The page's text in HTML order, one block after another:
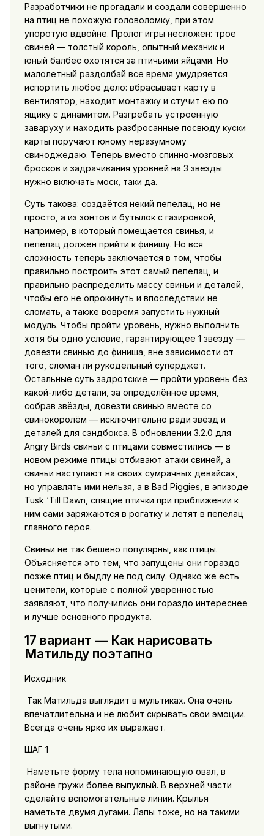
Разработчики не прогадали и создали совершенно
на птиц не похожую головоломку, при этом
упоротую вдвойне. Пролог игры несложен: трое
свиней — толстый король, опытный механик и
юный балбес охотятся за птичьими яйцами. Но
малолетный раздолбай все время умудряется
испортить любое дело: вбрасывает карту в
вентилятор, находит монтажку и стучит ею по
ящику с динамитом. Разгребать устроенную
заваруху и находить разбросанные посвюду куски
карты поручают юному неразумному
свиноджедаю. Теперь вместо спинно-мозговых
бросков и задрачивания уровней на 3 звезды
нужно включать моск, таки да.
Суть такова: создаётся некий пепелац, но не
просто, а из зонтов и бутылок с газировкой,
например, в который помещается свинья, и
пепелац должен прийти к финишу. Но вся
сложность теперь заключается в том, чтобы
правильно построить этот самый пепелац, и
правильно распределить массу свиньи и деталей,
чтобы его не опрокинуть и впоследствии не
сломать, а также вовремя запустить нужный
модуль. Чтобы пройти уровень, нужно выполнить
хотя бы одно условие, гарантирующее 1 звезду —
довезти свинью до финиша, вне зависимости от
того, сломан ли рукодельный суперджет.
Остальные суть задротские — пройти уровень без
какой-либо детали, за определённое время,
собрав звёзды, довезти свинью вместе со
свинокоролём — исключительно ради звёзд и
деталей для сэндбокса. В обновлении 3.2.0 для
Angry Birds свиньи с птицами совместились — в
новом режиме птицы отбивают атаки свиней, а
свиньи наступают на своих сумрачных девайсах,
но управлять ими нельзя, а в Bad Piggies, в эпизоде
Tusk ‘Till Dawn, спящие птички при приближении к
ним сами заряжаются в рогатку и летят в пепелац
главного героя.
Свиньи не так бешено популярны, как птицы.
Объясняется это тем, что запущены они гораздо
позже птиц и быдлу не под силу. Однако же есть
ценители, которые с полной уверенностью
заявляют, что получились они гораздо интереснее
и лучше основного продукта.
17 вариант — Как нарисовать
Матильду поэтапно
Исходник
Так Матильда выглядит в мультиках. Она очень
впечатлительна и не любит скрывать свои эмоции.
Всегда очень ярко их выражает.
ШАГ 1
Наметьте форму тела нопоминающую овал, в
районе гружи более выпуклый. В верхней части
сделайте вспомогательные линии. Крылья
наметьте двумя дугами. Лапы тоже, но на такими
выгнутыми.